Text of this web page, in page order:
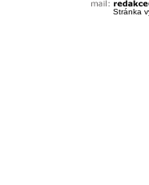
Stránka